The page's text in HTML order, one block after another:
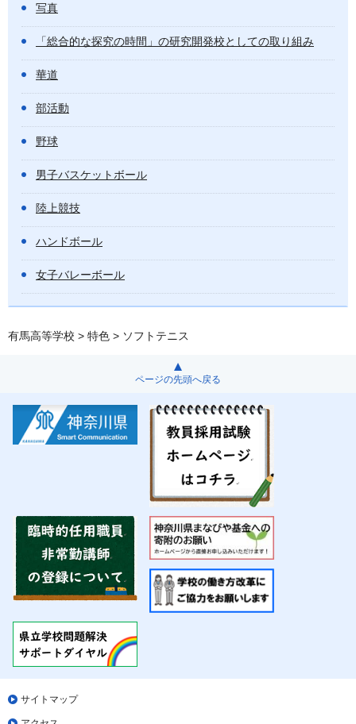
写真
「総合的な探究の時間」の研究開発校としての取り組み
華道
部活動
野球
男子バスケットボール
陸上競技
ハンドボール
女子バレーボール
有馬高等学校 > 特色 > ソフトテニス
ページの先頭へ戻る
サイトマップ